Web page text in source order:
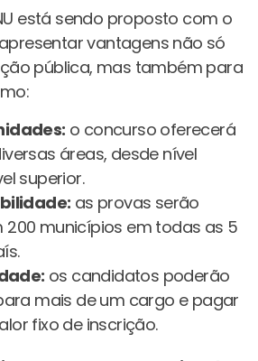
está sendo proposto com o
vantagens não só
pública, mas também para
o concurso oferecerá
áreas, desde nível
superior.
as provas serão
200 municípios em todas as 5
os candidatos poderão
mais de um cargo e pagar
fixo de inscrição.